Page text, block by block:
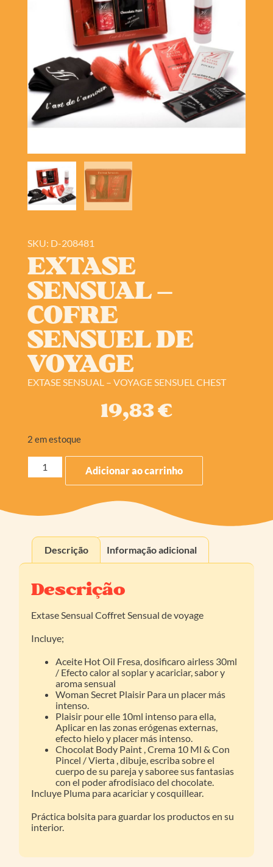
SKU: D-208481
EXTASE
SENSUAL –
COFRE
SENSUEL DE
VOYAGE
EXTASE SENSUAL – VOYAGE SENSUEL CHEST
19,83€
2 em estoque
Adicionar ao carrinho
Descrição Informação adicional
Descrição
Extase Sensual Coffret Sensual de voyage
Incluye;
Aceite Hot Oil Fresa, dosificaro airless 30ml
/ Efecto calor al soplar y acariciar, sabor y
aroma sensual
Woman Secret Plaisir Para un placer más
intenso.
Plaisir pour elle 10ml intenso para ella,
Aplicar en las zonas erógenas externas,
efecto hielo y placer más intenso.
Chocolat Body Paint , Crema 10 Ml & Con
Pincel / Vierta , dibuje, escriba sobre el
cuerpo de su pareja y saboree sus fantasias
con el poder afrodisiaco del chocolate.
Incluye Pluma para acariciar y cosquillear.
Práctica bolsita para guardar los productos en su
interior.